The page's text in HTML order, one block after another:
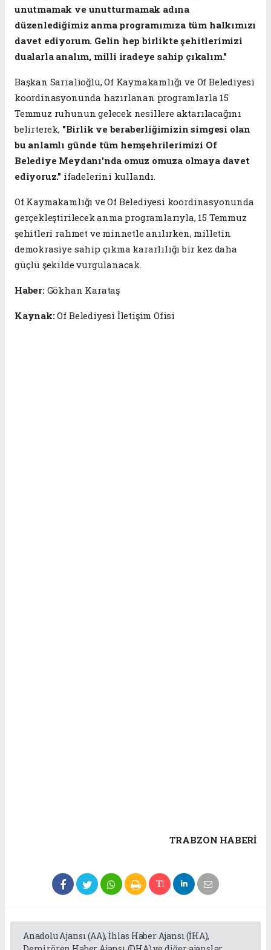
unutmamak ve unutturmamak adına
düzenlediğimiz anma programımıza tüm halkımızı
davet ediyorum. Gelin hep birlikte şehitlerimizi
dualarla analım, milli iradeye sahip çıkalım."
Başkan Sarıalioğlu, Of Kaymakamlığı ve Of Belediyesi
koordinasyonunda hazırlanan programlarla 15
Temmuz ruhunun gelecek nesillere aktarılacağını
belirterek, "Birlik ve beraberliğimizin simgesi olan
bu anlamlı günde tüm hemşehrilerimizi Of
Belediye Meydanı'nda omuz omuza olmaya davet
ediyoruz." ifadelerini kullandı.
Of Kaymakamlığı ve Of Belediyesi koordinasyonunda
gerçekleştirilecek anma programlarıyla, 15 Temmuz
şehitleri rahmet ve minnetle anılırken, milletin
demokrasiye sahip çıkma kararlılığı bir kez daha
güçlü şekilde vurgulanacak.
Haber: Gökhan Karataş
Kaynak:Of Belediyesi İletişim Ofisi
TRABZON HABERİ
Anadolu Ajansı (AA), İhlas Haber Ajansı (İHA),